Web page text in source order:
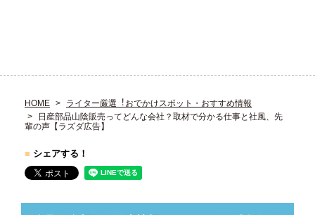
HOME
ライター厳選︕おでかけスポット・おすすめ情報
日産部品山陰販売ってどんな会社？取材で分かる仕事と社風、先
輩の声【ラズダ広告】
■ シェアする！